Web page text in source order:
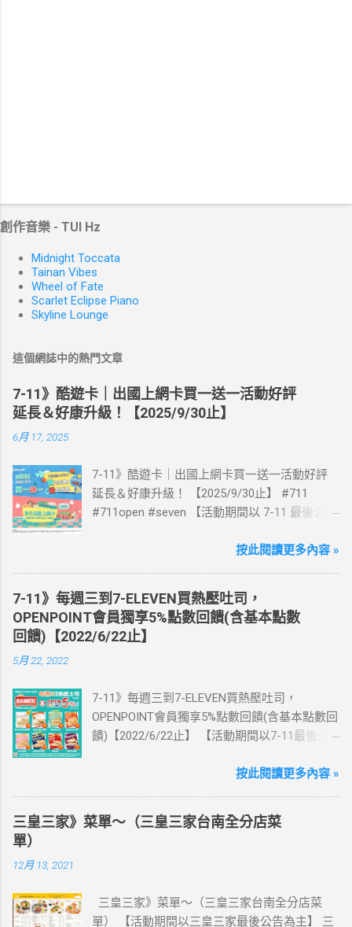
創作音樂 - TUI Hz
Midnight Toccata
Tainan Vibes
Wheel of Fate
Scarlet Eclipse Piano
Skyline Lounge
這個網誌中的熱門文章
7-11》酷遊卡｜出國上網卡買一送一活動好評
延長＆好康升級！【2025/9/30止】
6月 17, 2025
7-11》酷遊卡｜出國上網卡買一送一活動好評
延長＆好康升級！ 【2025/9/30止】 #711
#711open #seven 【活動期間以 7-11 最後公告
國上網卡 方便、快速、享買一送一優惠！ > 實
送王品集團300元即享券。 (出國開通啟用後回
活動網站登錄 【點我登錄】 ) > eSIM出國上網
卡：好康升級！購買eSIM「吃到飽」方案；即
送同天數「吃到飽」方案。 (例：買1張日本5天
來超商買省錢又方便💰 ·活動詳情：好康優惠看
這邊 【點我看好康優惠】 ·eSIM ibon 購買教學
【點我觀看教學】 📲 全球上網首選，速度穩
澳、美國、菲律賓、歐洲、土耳其 熱門地區通
通有 📲 立即取卡免等待超便利 ✈️ 180天彈性開
通不怕過期 🧳 一人買兩人用，享受出國網路自
由~~eSIM吃到飽買一送一 eSIM適用機型： ※
字，表示您的手機支援 eSIM 功能。 ●不支援鎖
按此閱讀更多內容 »
7-11》每週三到7-ELEVEN買熱壓吐司，
OPENPOINT會員獨享5%點數回饋(含基本點數
回饋)【2022/6/22止】
5月 22, 2022
7-11》每週三到7-ELEVEN買熱壓吐司，
OPENPOINT會員獨享5%點數回饋(含基本點數回
饋)【2022/6/22止】 【活動期間以7-11最後公
111/5/4~6/22 每週三到7-ELEVEN買熱壓吐司
饋) 【販售門市查詢】
https://emap.pcsc.com.tw/emap.aspx# 小編推
台式傳統口味~好評回購 注意事項 1.本優惠不得
按此閱讀更多內容 »
三皇三家》菜單～（三皇三家台南全分店菜
單）
12月 13, 2021
三皇三家》菜單～（三皇三家台南全分店菜
單） 【活動期間以三皇三家最後公告為主】 三